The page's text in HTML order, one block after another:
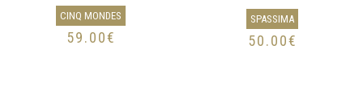
CINQ MONDES
59.00€
SPASSIMA
50.00€